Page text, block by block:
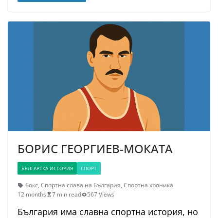
БОРИС ГЕОРГИЕВ-МОКАТА
БЪЛГАРСКА ИСТОРИЯ СПОРТ
бокс, Спортна слава на България, Спортна хроника
12 months
7 min read 567 Views
България има славна спортна история, но